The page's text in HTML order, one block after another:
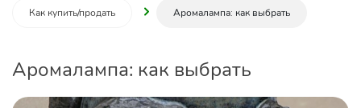
Как купить/продать Аромалампа: как выбрать
Аромалампа: как выбрать